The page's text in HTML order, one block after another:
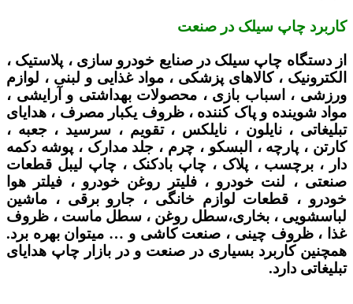
کاربرد چاپ سیلک در صنعت
از دستگاه چاپ سیلک در صنایع خودرو سازی ، پلاستیک ،
الکترونیک ، کالاهای پزشکی ، مواد غذایی و لبنی ، لوازم
ورزشی ، اسباب بازی ، محصولات بهداشتی و آرایشی ،
مواد شوینده و پاک کننده ، ظروف یکبار مصرف ، هدایای
تبلیغاتی ، نایلون ، نایلکس ، تقویم ، سرسید ، جعبه ،
کارتن ، پارچه ، البسکو ، چرم ، جلد مدارک ، پوشه دکمه
دار ، برچسب ، پلاک ، چاپ بادکنک ، چاپ لیبل قطعات
صنعتی ، لنت خودرو ، فلیتر روغن خودرو ، فیلتر هوا
خودرو ، قطعات لوازم خانگی ، جارو برقی ، ماشین
لباسشویی ، بخاری،سطل روغن ، سطل ماست ، ظروف
غذا ، ظروف چینی ، صنعت کاشی و … میتوان بهره برد.
همچنین کاربرد بسیاری در صنعت و در بازار چاپ هدایای
تبلیغاتی دارد.